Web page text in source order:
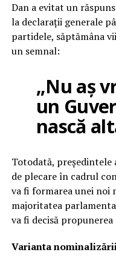
Dan a evitat un
la declarații generale
partidele, săptămâna
un semnal:
„Nu aș
un
nască
Totodată,
de plecare în cadrul
va fi formarea unei noi
majoritatea
va fi decisă
Varianta